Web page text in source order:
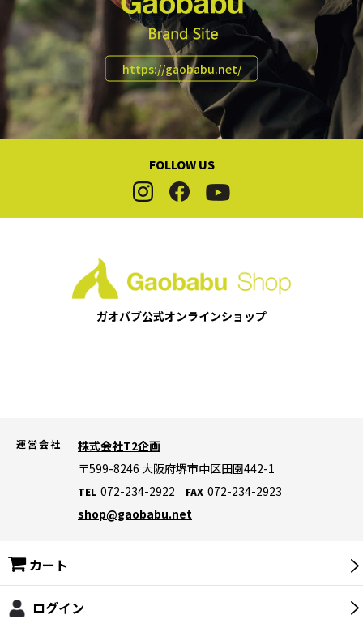
https://gaobabu.net/
FOLLOW US
ガオバブ公式オンラインショップ
運営会社
株式会社T2企画
〒599-8246 大阪府堺市中区田園442-1
TEL 072-234-2922 FAX 072-234-2923
shop@gaobabu.net
ログイン
カート